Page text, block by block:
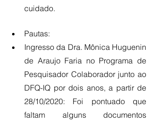
cuidado.
Pautas:
Ingresso da Dra. Mônica Huguenin
de Araujo Faria no Programa de
Pesquisador Colaborador junto ao
DFQ-IQ por dois anos, a partir de
28/10/2020: Foi pontuado que
faltam alguns documentos